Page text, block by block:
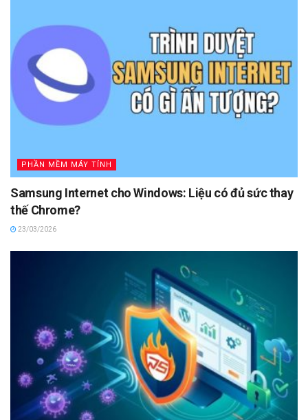
PHẦN MỀM MÁY TÍNH
Samsung Internet cho Windows: Liệu có đủ sức thay
thế Chrome?
23/03/2026